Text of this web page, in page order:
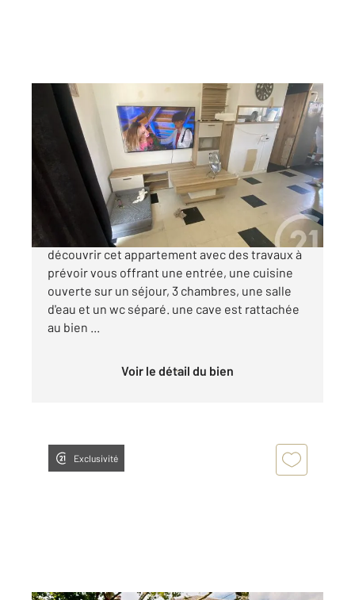
ST QUENTIN 02
63 m
2, 4 pièces
Ref : 13908
Appartement F4 à vendre
39 000 €
EN EXCLUSIVITE CHEZ CENTURY 21 Venez
découvrir cet appartement avec des travaux à
prévoir vous offrant une entrée, une cuisine
ouverte sur un séjour, 3 chambres, une salle
d'eau et un wc séparé. une cave est rattachée
au bien ...
Voir le détail du bien
Exclusivité